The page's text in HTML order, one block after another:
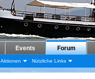
Events Forum
Aktionen Nützliche Links